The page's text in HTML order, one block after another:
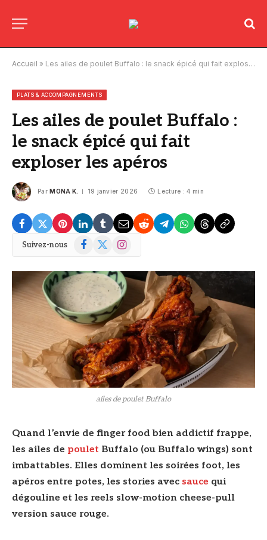
Accueil » Les ailes de poulet Buffalo : le snack épicé qui fait exploser les apéros
PLATS & ACCOMPAGNEMENTS
Les ailes de poulet Buffalo :
le snack épicé qui fait
exploser les apéros
Par MONA K. 19 janvier 2026 Lecture : 4 min
Suivez-nous Facebook
X
Instagram
ailes de poulet Buffalo
Quand l’envie de finger food bien addictif frappe,
les ailes de poulet Buffalo (ou Buffalo wings) sont
imbattables. Elles dominent les soirées foot, les
apéros entre potes, les stories avec sauce qui
dégouline et les reels slow-motion cheese-pull
version sauce rouge.